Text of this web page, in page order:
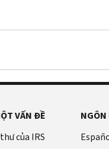
VẤN ĐỀ
của IRS